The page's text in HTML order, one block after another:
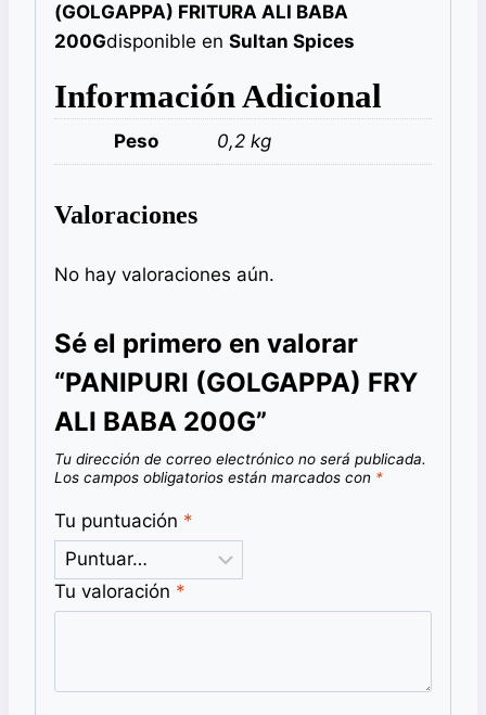
(GOLGAPPA) FRITURA ALI BABA
200Gdisponible en Sultan Spices
Información Adicional
Peso 0,2 kg
Valoraciones
No hay valoraciones aún.
Sé el primero en valorar
“PANIPURI (GOLGAPPA) FRY
ALI BABA 200G”
Tu dirección de correo electrónico no será publicada.
Los campos obligatorios están marcados con *
Tu puntuación *
Tu valoración *